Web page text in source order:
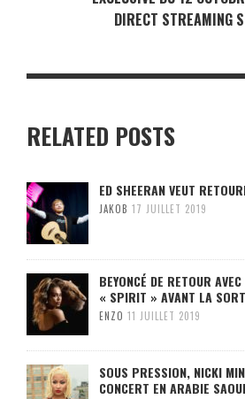
DIRECT STREAMING
RELATED POSTS
ED SHEERAN VEUT
JAKOB 17 JUILLET 2019
BEYONCÉ DE RETOUR
« SPIRIT » AVANT LA
ENZO 11 JUILLET 2019
SOUS PRESSION, NICKI
CONCERT EN ARABIE